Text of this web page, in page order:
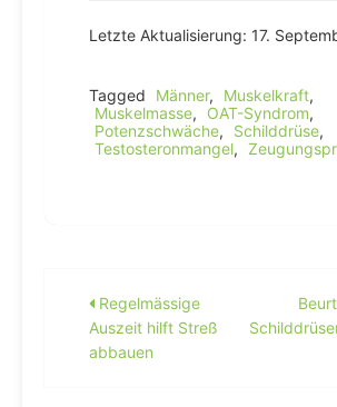
Letzte Aktualisierung: 17.
Tagged Männer, Muskelkraft,
Muskelmasse, OAT-Syndrom,
Potenzschwäche, Schilddrüse,
Testosteronmangel,
Regelmässige
Auszeit hilft Streß
abbauen